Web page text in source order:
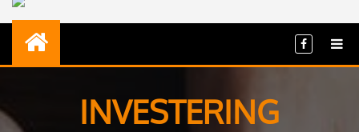
INVESTERING